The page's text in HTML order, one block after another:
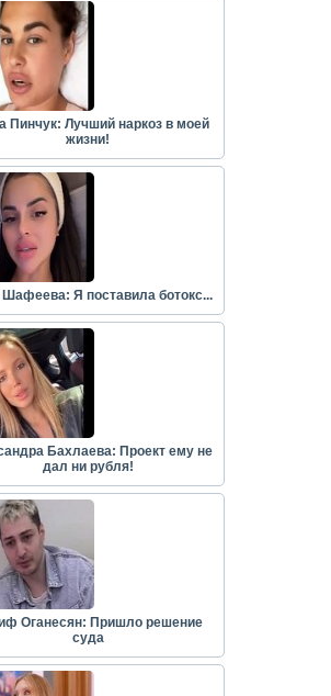
Пинчук: Лучший наркоз в моей
жизни!
Я поставила ботокс...
Бахлаева: Проект ему не
дал ни рубля!
Оганесян: Пришло решение
суда